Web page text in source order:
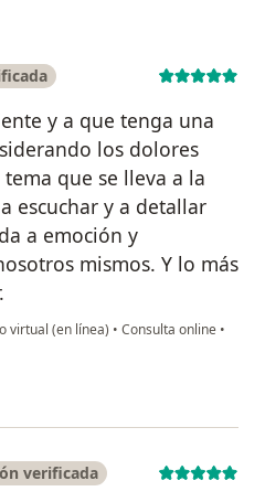
y a que tenga una
los dolores
que se lleva a la
escuchar y a detallar
a emoción y
mismos. Y lo más
virtual (en línea) • Consulta online •
verificada